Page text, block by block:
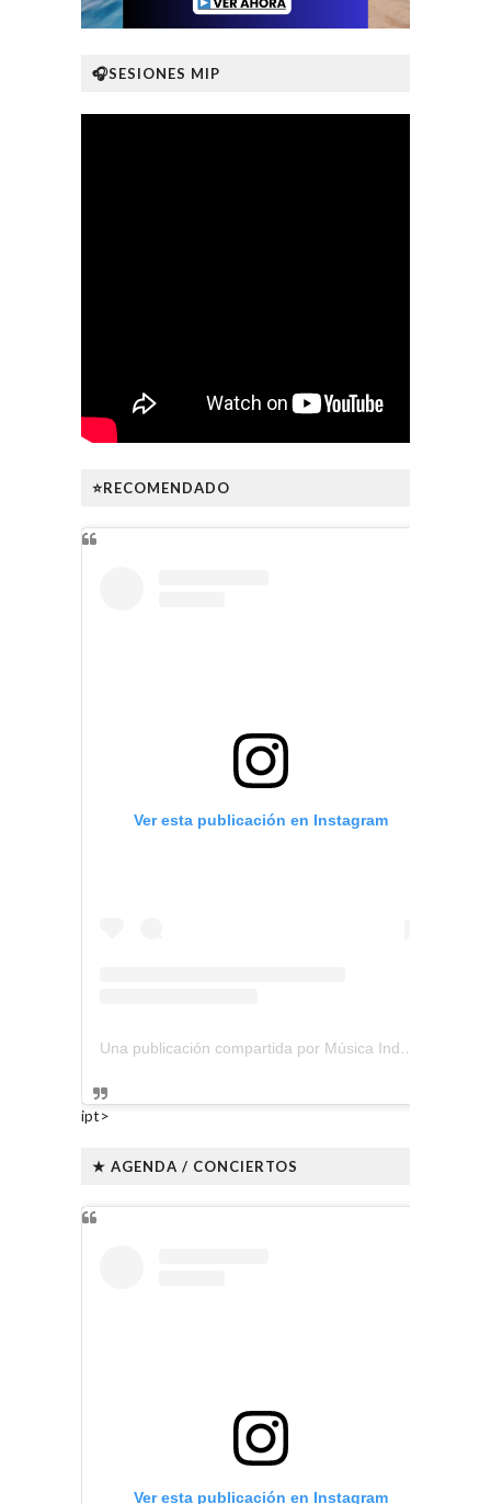
🎧SESIONES MIP
⭐RECOMENDADO
Ver esta publicación en Instagram
Una publicación compartida por Música Independiente Perú 🇵🇪 (@musica.independiente.peru)
ipt>
★ AGENDA / CONCIERTOS
Ver esta publicación en Instagram